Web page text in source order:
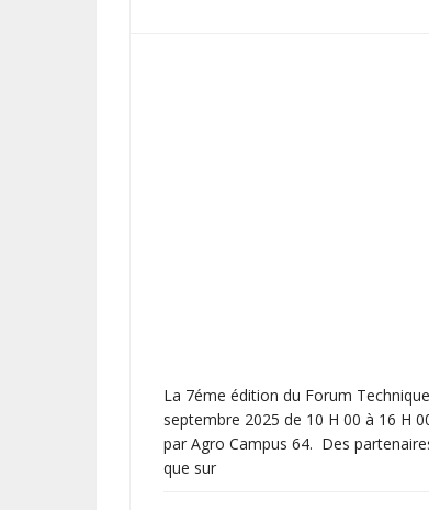
La 7éme édition du Forum
septembre 2025 de 10 H 00 à 16 H
par Agro Campus 64. Des
que sur